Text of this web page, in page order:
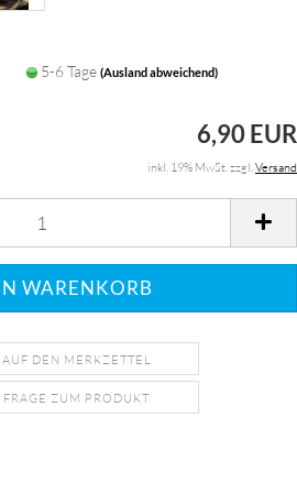
5-6 Tage (Ausland abweichend)
6,90 EUR
inkl. 19% MwSt. zzgl.Versand
AUF DEN MERKZETTEL
FRAGE ZUM PRODUKT